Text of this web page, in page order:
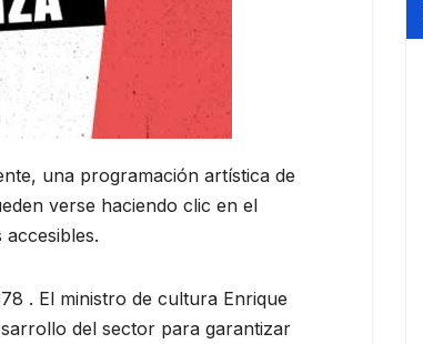
una programación artística de
verse haciendo clic en el
. El ministro de cultura Enrique
del sector para garantizar